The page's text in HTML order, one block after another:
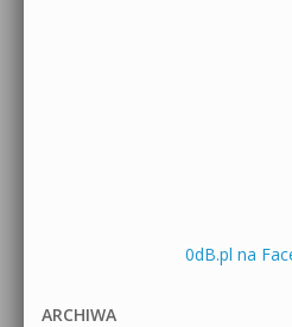
0dB.pl na
ARCHIWA